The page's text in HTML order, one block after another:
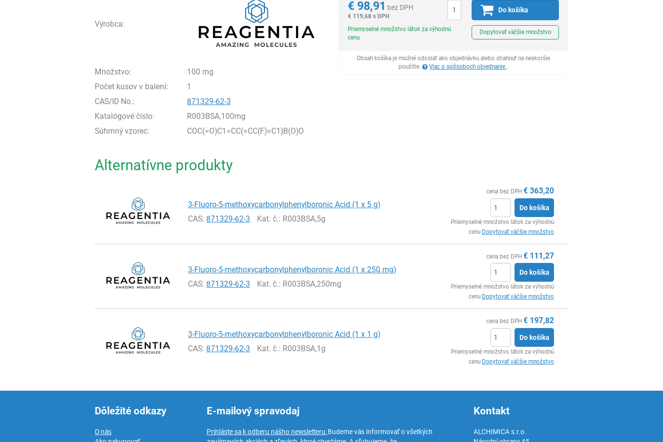
Výrobca:
Množstvo:
100 mg
Počet kusov v balení:
1
CAS/ID No.:
871329-62-3
Katalógové číslo:
R003BSA,100mg
Súhrnný vzorec:
COC(=O)C1=CC(=CC(F)=C1)B(O)O
€98,91 bez DPH
€ 119,68 s DPH
Ks
Do košíka
Priemyselné množstvo látok za výhodnú
cenu
Dopytovať väčšie množstvo
Obsah košíka je možné odoslať ako objednávku alebo stiahnuť na neskoršie
použitie.
Viac o spôsoboch objednanie .
Alternatívne produkty
3-Fluoro-5-methoxycarbonylphenylboronic Acid (1 x 5 g)
CAS: 871329-62-3 Kat. č.: R003BSA,5g
cena bez DPH € 363,20
Do košíka
Priemyselné množstvo látok za výhodnú
cenu Dopytovať väčšie množstvo
3-Fluoro-5-methoxycarbonylphenylboronic Acid (1 x 250 mg)
CAS: 871329-62-3 Kat. č.: R003BSA,250mg
cena bez DPH € 111,27
Do košíka
Priemyselné množstvo látok za výhodnú
cenu Dopytovať väčšie množstvo
3-Fluoro-5-methoxycarbonylphenylboronic Acid (1 x 1 g)
CAS: 871329-62-3 Kat. č.: R003BSA,1g
cena bez DPH € 197,82
Do košíka
Priemyselné množstvo látok za výhodnú
cenu Dopytovať väčšie množstvo
Dôležité odkazy
O nás
E-mailový spravodaj
Prihláste sa k odberu nášho newsletteru.Budeme vás informovať o všetkých
Kontakt
ALCHIMICA s.r.o.